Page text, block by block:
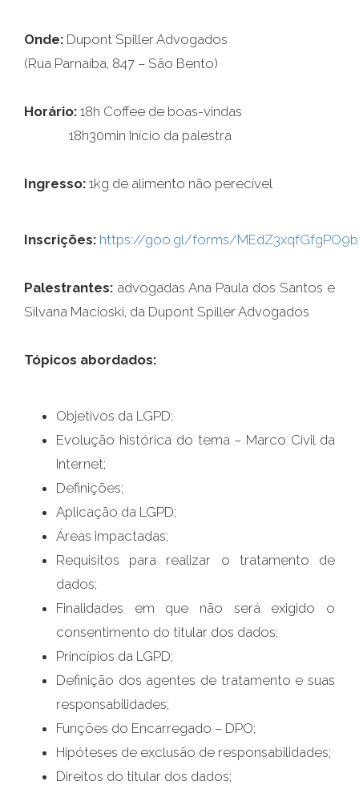
Onde: Dupont Spiller Advogados
(Rua Parnaíba, 847 – São Bento)
Horário: 18h Coffee de boas-vindas
18h30min Início da palestra
Ingresso: 1kg de alimento não perecível
Inscrições: https://goo.gl/forms/
Palestrantes: advogadas Ana Paula dos Santos e
Silvana Macioski, da Dupont Spiller Advogados
Tópicos abordados:
Objetivos da LGPD;
Evolução histórica do tema – Marco Civil da
Internet;
Definições;
Aplicação da LGPD;
Áreas impactadas;
Requisitos para realizar o tratamento de
dados;
Finalidades em que não será exigido o
consentimento do titular dos dados;
Princípios da LGPD;
Definição dos agentes de tratamento e suas
responsabilidades;
Funções do Encarregado – DPO;
Hipóteses de exclusão de responsabilidades;
Direitos do titular dos dados;